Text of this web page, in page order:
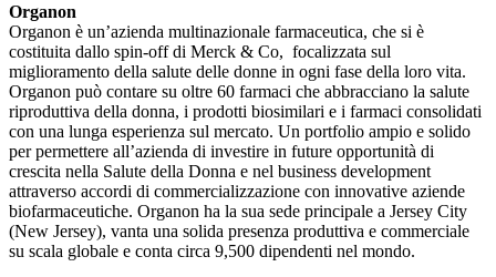
Organon
Organon è un’azienda multinazionale farmaceutica, che si è
costituita dallo spin-off di Merck & Co, focalizzata sul
miglioramento della salute delle donne in ogni fase della loro vita.
Organon può contare su oltre 60 farmaci che abbracciano la salute
riproduttiva della donna, i prodotti biosimilari e i farmaci consolidati
con una lunga esperienza sul mercato. Un portfolio ampio e solido
per permettere all’azienda di investire in future opportunità di
crescita nella Salute della Donna e nel business development
attraverso accordi di commercializzazione con innovative aziende
biofarmaceutiche. Organon ha la sua sede principale a Jersey City
(New Jersey), vanta una solida presenza produttiva e commerciale
su scala globale e conta circa 9,500 dipendenti nel mondo.